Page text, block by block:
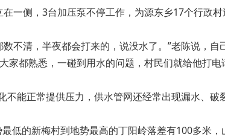
一侧，3台加压泵不停工作，为源东乡17个行政
不清，半夜都会打来的，说没水了。”老陈说，自
都熟悉，一碰到用水的问题，村民们就给他打电
不能正常提供压力，供水管网还经常出现漏水、破
低的新梅村到地势最高的丁阳岭落差有100多米，